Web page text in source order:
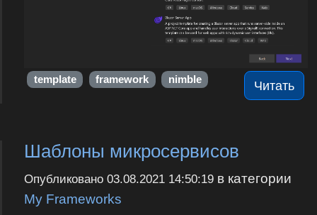
Читать
template framework nimble
Шаблоны микросервисов
Опубликовано 03.08.2021 14:50:19в категории
My Frameworks